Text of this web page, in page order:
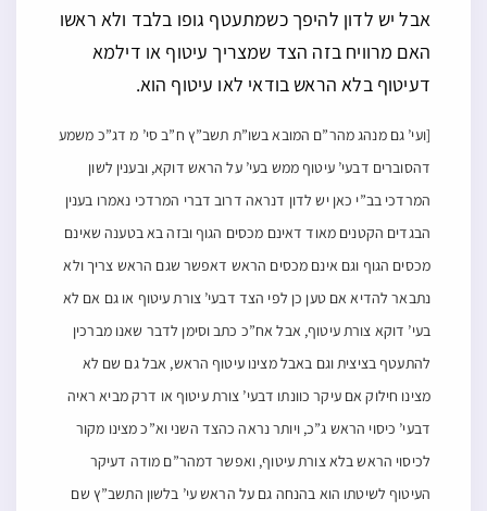
אבל יש לדון להיפך כשמתעטף גופו בלבד ולא ראשו
האם מרוויח בזה הצד שמצריך עיטוף או דילמא
דעיטוף בלא הראש בודאי לאו עיטוף הוא.
[ועי’ גם מנהג מהר”ם המובא בשו”ת תשב”ץ ח”ב סי’ מ דג”כ משמע
דהסוברים דבעי’ עיטוף ממש בעי’ על הראש דוקא, ובענין לשון
המרדכי בב”י כאן יש לדון דנראה דרוב דברי המרדכי נאמרו בענין
הבגדים הקטנים מאוד דאינם מכסים הגוף ובזה בא בטענה שאינם
מכסים הגוף וגם אינם מכסים הראש דאפשר שגם הראש צריך ולא
נתבאר להדיא אם טען כן לפי הצד דבעי’ צורת עיטוף או גם אם לא
בעי’ דוקא צורת עיטוף, אבל אח”כ כתב וסימן לדבר שאנו מברכין
להתעטף בציצית וגם באבל מצינו עיטוף הראש, אבל גם שם לא
מצינו חילוק אם עיקר כוונתו דבעי’ צורת עיטוף או דרק מביא ראיה
דבעי’ כיסוי הראש ג”כ, ויותר נראה כהצד השני וא”כ מצינו מקור
לכיסוי הראש בלא צורת עיטוף, ואפשר דמהר”ם מודה דעיקר
העיטוף לשיטתו הוא בהנחה גם על הראש עי’ בלשון התשב”ץ שם